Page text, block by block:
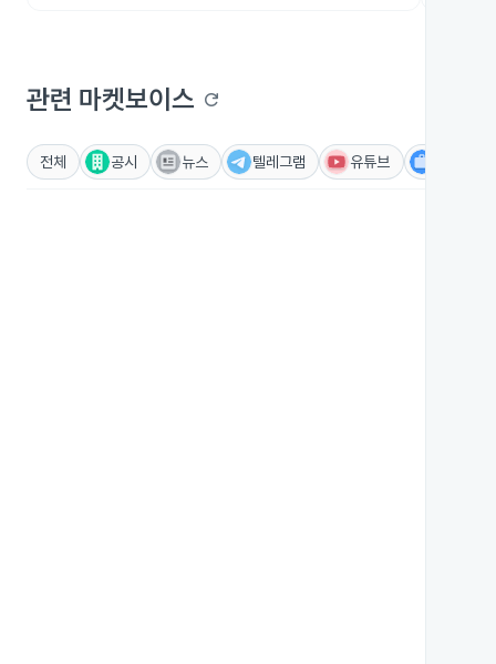
관련 마켓보이스 refresh
전체 공시 뉴스 텔레그램 유튜브